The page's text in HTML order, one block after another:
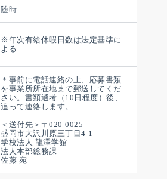
随時
※年次有給休暇日数は法定基準に
よる
＊事前に電話連絡の上、応募書類
を事業所所在地まで郵送してくだ
さい。書類選考（10日程度）後、
追って連絡します。
＜送付先＞〒020-0025
盛岡市大沢川原三丁目4-1
学校法人 龍澤学館
法人本部総務課
佐藤 宛